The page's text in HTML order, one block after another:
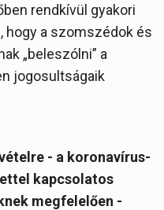
rendkívül gyakori
hogy a szomszédok és
„beleszólni” a
jogosultságaik
- a koronavírus-
kapcsolatos
megfelelően -